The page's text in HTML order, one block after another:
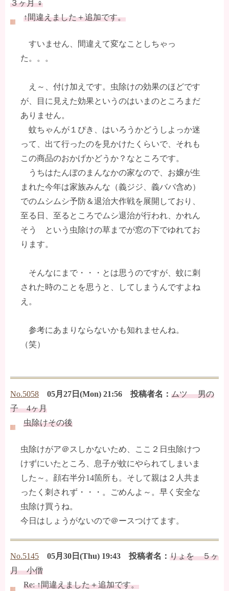
３ヶ月 ♀
↑間違えました＋追加です。
すいません、間違えて変なことしちゃっ
た。。。
え～、付け加えです。虫除けの効果のほどです
が、目に見えた効果というのはいまのところまだ
ありません。
蚊ちゃんが１ぴき、はいろうかどうしよっか迷
って、出て行ったのを見かけたくらいで、それも
この商品のおかげかどうか？なところです。
うちはたんぼのまんなかの家なので、お嬢が生
まれた今年は家族みんな（義ジジ、義ババ含め）
でのムシムシ予防＆退治大作戦を展開しており、
至る日、至るところでムシ退治が行われ、かれん
そう という虫除けの草までが窓の下でゆれてお
ります。
そんなにまで・・・とは思うのですが、蚊に刺
された時のことを思うと、してしまうんですよね
え。
参考にあまりならないかも知れませんね。
（笑）
No.5058 05月27日(Mon) 21:56 投稿者名： ムツ 男の
子 4ヶ月
虫除けその後
虫除けがア＠スしかないため、ここ２日虫除けつ
けずにいたところ、息子が蚊にやられてしまいま
した～。顔右半分14箇所も。そして親は２人共ま
ったく刺されず・・・。ごめんよ～。早く安全な
虫除け買うね。
今日はしょうがないので＠ースつけてます。
No.5145 05月30日(Thu) 19:43 投稿者名： りょを ５ヶ
月 小僧
Re: ↑間違えました＋追加です。